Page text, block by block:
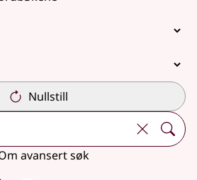
Nullstill
avansert søk